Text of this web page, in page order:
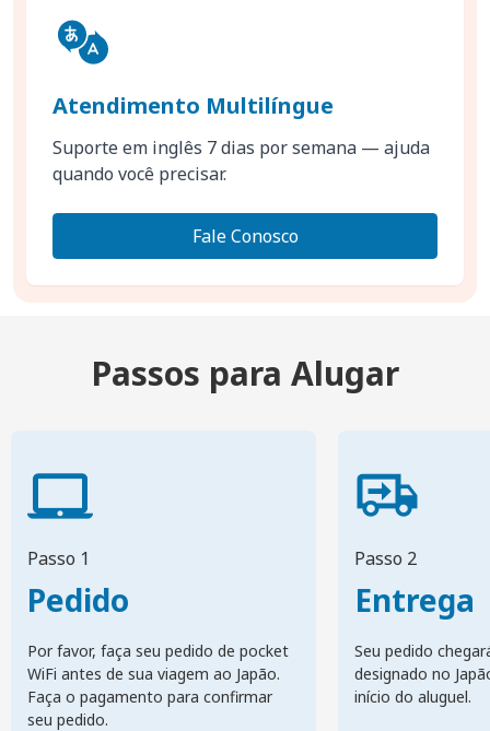
Atendimento Multilíngue
Suporte em inglês 7 dias por semana — ajuda
quando você precisar.
Fale Conosco
Passos para Alugar
Passo 1
Pedido
Por favor, faça seu pedido de pocket
WiFi antes de sua viagem ao Japão.
Faça o pagamento para confirmar
seu pedido.
Passo 2
Entrega
Seu pedido
designado no
início do aluguel.